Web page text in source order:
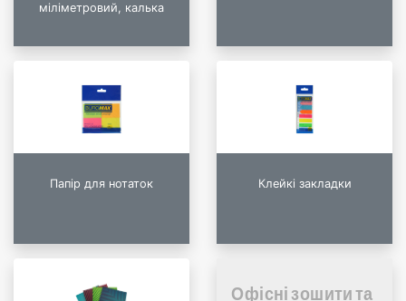
міліметровий, калька
Папір для нотаток Клейкі закладки